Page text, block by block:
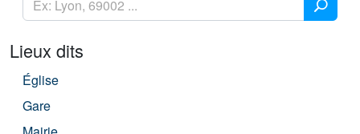
Lieux dits
Église
Gare